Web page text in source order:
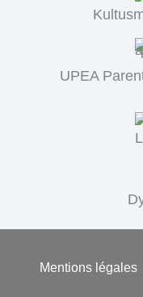
UPEA
Mentions légales